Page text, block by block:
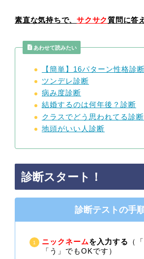
素直な気持ちで、 サクサク質問に答
あわせて読みたい
【簡単】16パターン性格診断
ツンデレ診断
病み度診断
結婚するのは何年後？診断
クラスでどう思われてる診断
地頭がいい人診断
診断スタート！
診断テストの手
ニックネームを入力する
（
「う」でもOKです）